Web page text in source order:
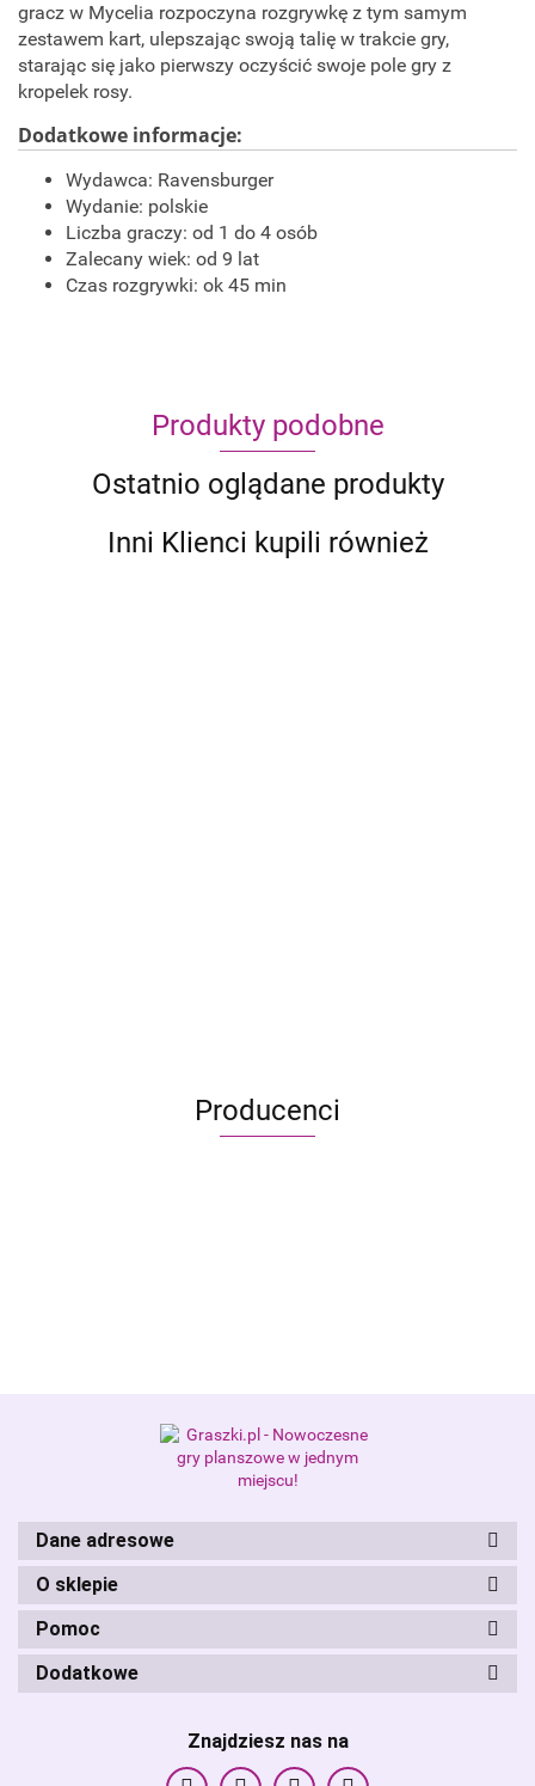
gracz w Mycelia rozpoczyna rozgrywkę z tym samym
zestawem kart, ulepszając swoją talię w trakcie gry,
starając się jako pierwszy oczyścić swoje pole gry z
kropelek rosy.
Dodatkowe informacje:
Wydawca: Ravensburger
Wydanie: polskie
Liczba graczy: od 1 do 4 osób
Zalecany wiek: od 9 lat
Czas rozgrywki: ok 45 min
Produkty podobne
Ostatnio oglądane produkty
Inni Klienci kupili również
Producenci
Alis Games – producent gier
planszowych i RPG
Dane adresowe
O sklepie
Pomoc
Dodatkowe
Znajdziesz nas na